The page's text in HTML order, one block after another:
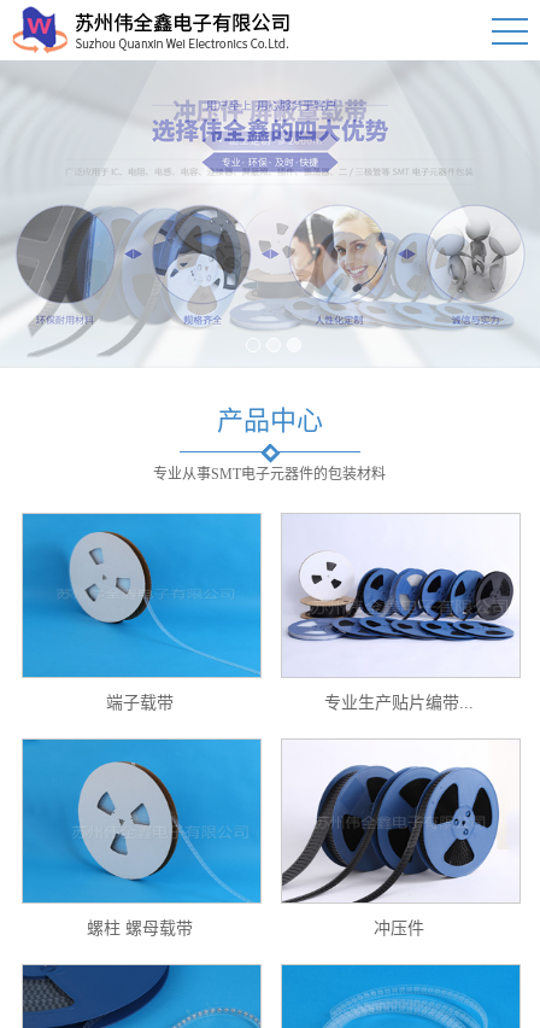
产品中心
专业从事SMT电子元器件的包装材料
端子载带 专业生产贴片编带...
螺柱 螺母载带 冲压件